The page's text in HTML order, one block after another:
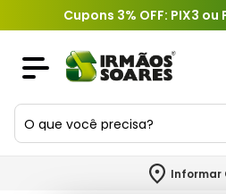
Cupons 3% OFF: PIX3 ou
O que você precisa?
Informar
TERMOS MAIS BUSCADOS